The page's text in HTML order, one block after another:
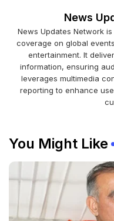
News
News Updates Network
coverage on global
entertainment. It
information, ensuring
leverages multimedia
reporting to enhance
You Might Like